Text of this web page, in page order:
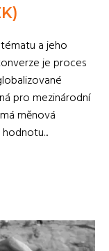
a jeho
je proces
pro mezinárodní
měnová